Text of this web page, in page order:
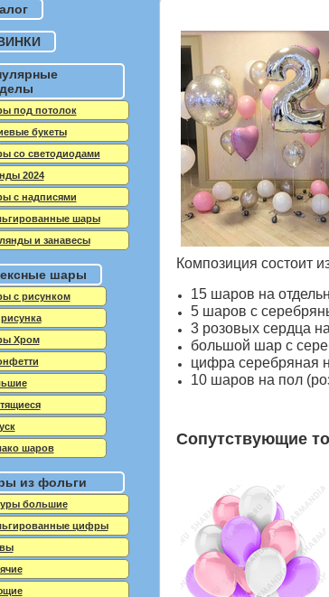
Композиция состоит
15 шаров на
5 шаров с
3 розовых сердца
большой шар с
цифра серебряная
10 шаров на пол
Сопутствующие
под потолок
букеты
со светодиодами
2024
с надписями
шары
и занавесы
шары
с рисунком
Хром
шаров
из фольги
большие
цифры